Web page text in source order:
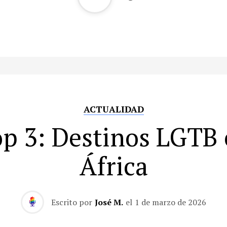
ACTUALIDAD
3: Destinos LGTB
África
Escrito por José M. el 1 de marzo de 2026